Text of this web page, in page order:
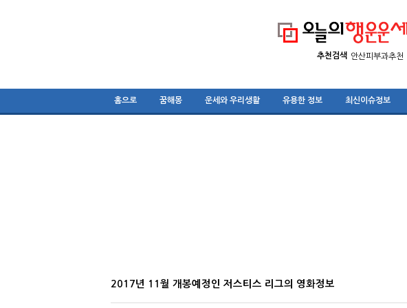
추천검색 안산피부과추천
홈으로 꿈해몽 운세와 우리생활 유용한 정보 최신이슈정보
2017년 11월 개봉예정인 저스티스 리그의 영화정보